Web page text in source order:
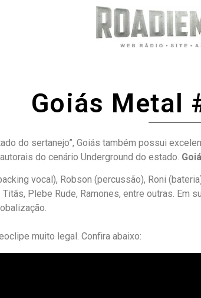
Goiás Metal
do sertanejo”, Goiás também possui
do cenário Underground do estado.
vocal), Robson (percussão), Roni
Plebe Rude, Ramones, entre outras.
muito legal. Confira abaixo: